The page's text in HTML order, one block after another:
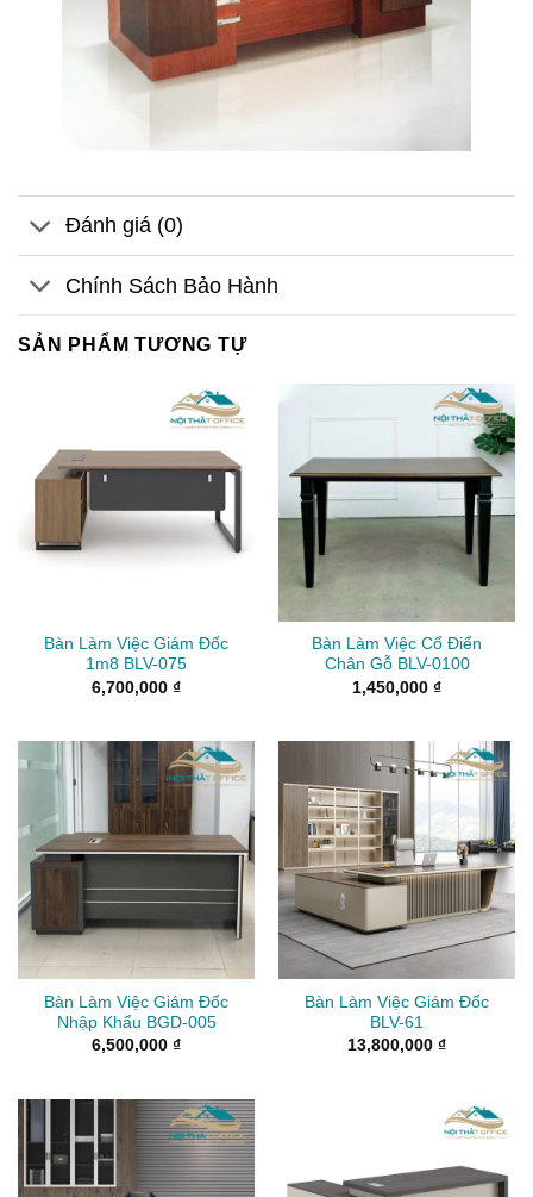
Đánh giá (0)
Chính Sách Bảo Hành
SẢN PHẨM TƯƠNG TỰ
Bàn Làm Việc Giám Đốc
1m8 BLV-075
6,700,000 ₫
Bàn Làm Việc Cổ Điển
Chân Gỗ BLV-0100
1,450,000 ₫
Bàn Làm Việc Giám Đốc
Nhập Khẩu BGD-005
6,500,000 ₫
Bàn Làm Việc Giám Đốc
BLV-61
13,800,000 ₫